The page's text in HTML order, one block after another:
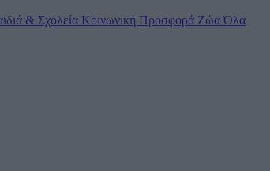
& Σχολεία Κοινωνική Προσφορά Ζώα Όλα